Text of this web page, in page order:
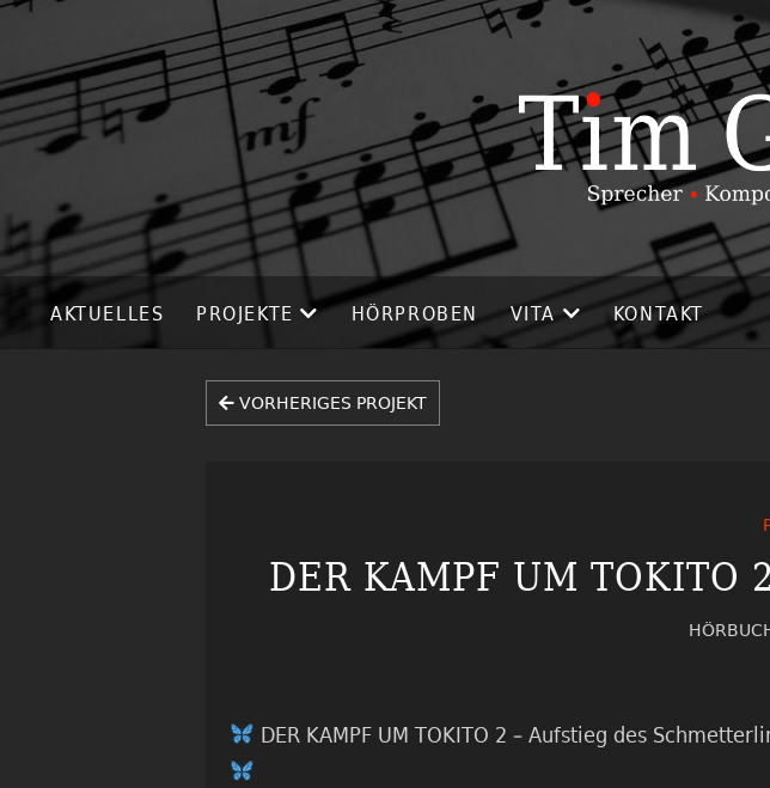
AKTUELLES PROJEKTE HÖRPROBEN VITA KONTAKT
VORHERIGES PROJEKT
DER KAMPF UM
DER KAMPF UM TOKITO 2 – Aufstieg des